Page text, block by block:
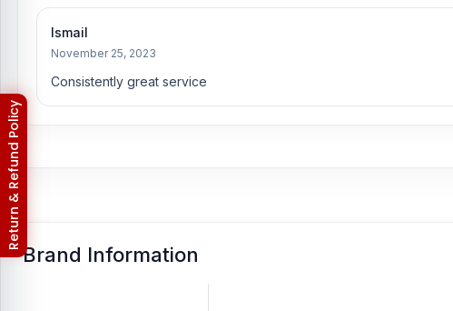
Ismail
November 25, 2023
Consistently great service
Brand Information
Return & Refund Policy